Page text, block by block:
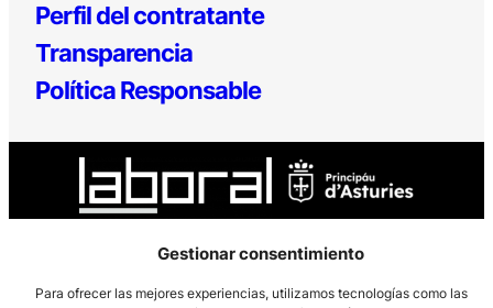
Gestionar consentimiento
Para ofrecer las mejores experiencias, utilizamos tecnologías como las
Perfil del contratante
Transparencia
Política Responsable